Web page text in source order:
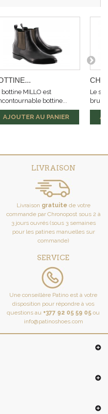
bottine MILLO est
bottine...
AJOUTER AU PANIER
Le
brun
LIVRAISON
Livraison gratuite de votre
commande par Chronopost sous 2 à
3 jours ouvrés (sous 3 semaines
pour les patines manuelles sur
commande)
SERVICE
Une conseillère Patino est à votre
disposition pour répondre à vos
questions au +377 92 05 59 05 ou
info@patinoshoes.com